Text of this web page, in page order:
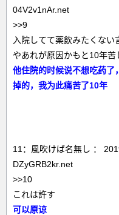
04V2v1nAr.net
>>9
入院してて薬飲みたくない
やあれが原因かもと10年苦
他住院的时候说不想吃药了
掉的，我为此痛苦了10年
11：風吹けば名無し ：
DZyGRB2kr.net
>>10
これは許す
可以原谅